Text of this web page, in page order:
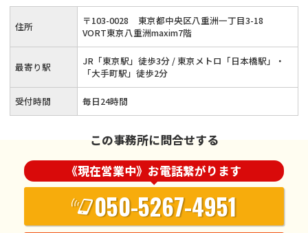
にまつわる全ての問題に対応します！東京で離婚・不倫慰謝料
のお悩みはネクスパート法律事務所へ
住所 〒103-0028
東京都中央区八重洲一丁目3-18
VORT東京八重洲maxim7階
最寄り駅
JR「東京駅」徒歩3分 / 東京メトロ「日本橋駅」・
「大手町駅」徒歩2分
受付時間 毎日24時間
この事務所に問合せする
《現在営業中》お電話繋がります
050-5267-4951